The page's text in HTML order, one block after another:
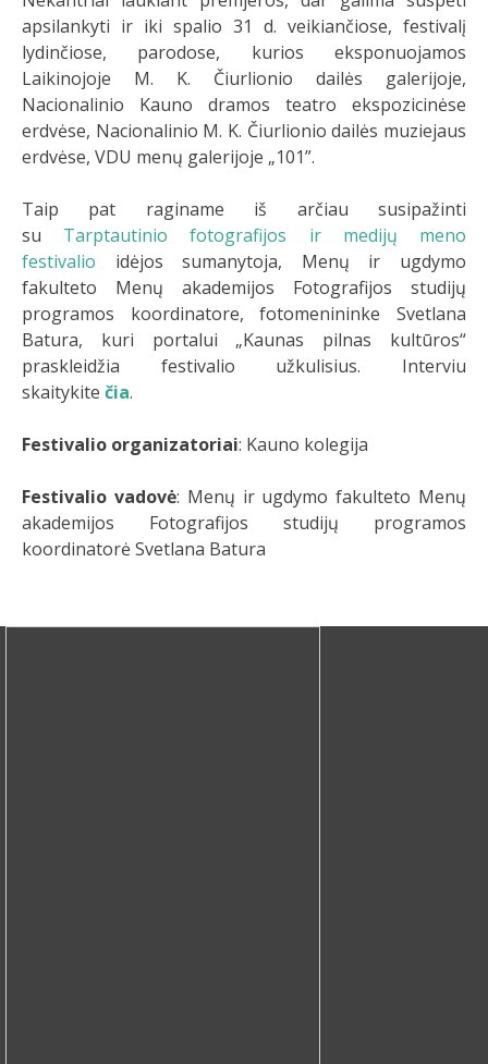
apsilankyti ir iki spalio 31 d. veikiančiose, festivalį
lydinčiose, parodose, kurios eksponuojamos
Laikinojoje M. K. Čiurlionio dailės galerijoje,
Nacionalinio Kauno dramos teatro ekspozicinėse
erdvėse, Nacionalinio M. K. Čiurlionio dailės muziejaus
erdvėse, VDU menų galerijoje „101”.
Taip pat raginame iš arčiau susipažinti
su Tarptautinio fotografijos ir medijų meno
festivalio idėjos sumanytoja, Menų ir ugdymo
fakulteto Menų akademijos Fotografijos studijų
programos koordinatore, fotomenininke Svetlana
Batura, kuri portalui „Kaunas pilnas kultūros“
praskleidžia festivalio užkulisius. Interviu
skaitykite čia.
Festivalio organizatoriai: Kauno kolegija
Festivalio vadovė: Menų ir ugdymo fakulteto Menų
akademijos Fotografijos studijų programos
koordinatorė Svetlana Batura